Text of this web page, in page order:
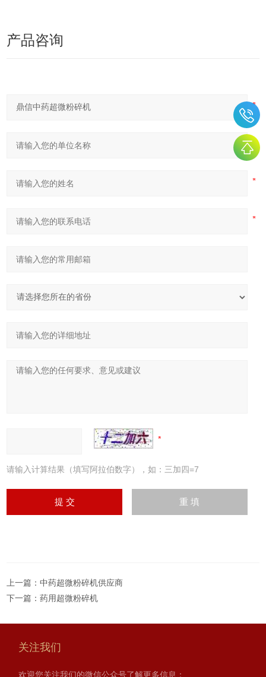
产品咨询
请输入计算结果（填写阿拉伯数字），如：三加四=7
上一篇：中药超微粉碎机供应商
下一篇：药用超微粉碎机
关注我们
欢迎您关注我们的微信公众号了解更多信息：